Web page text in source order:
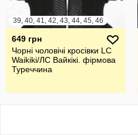
39, 40, 41, 42, 43, 44, 45, 46
649 грн
Чорні чоловічі кросівки LC
Waikiki/ЛС Вайкікі. фірмова
Туреччина